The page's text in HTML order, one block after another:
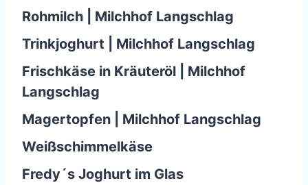
Rohmilch | Milchhof Langschlag
Trinkjoghurt | Milchhof Langschlag
Frischkäse in Kräuteröl | Milchhof
Langschlag
Magertopfen | Milchhof Langschlag
Weißschimmelkäse
Fredy´s Joghurt im Glas